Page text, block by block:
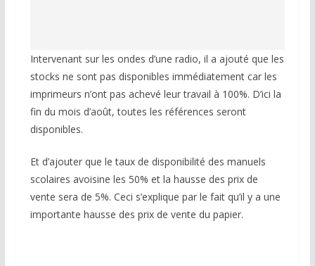
Intervenant sur les ondes d’une radio, il a ajouté que les
stocks ne sont pas disponibles immédiatement car les
imprimeurs n’ont pas achevé leur travail à 100%. D’ici la
fin du mois d’août, toutes les références seront
disponibles.
Et d’ajouter que le taux de disponibilité des manuels
scolaires avoisine les 50% et la hausse des prix de
vente sera de 5%. Ceci s’explique par le fait qu’il y a une
importante hausse des prix de vente du papier.